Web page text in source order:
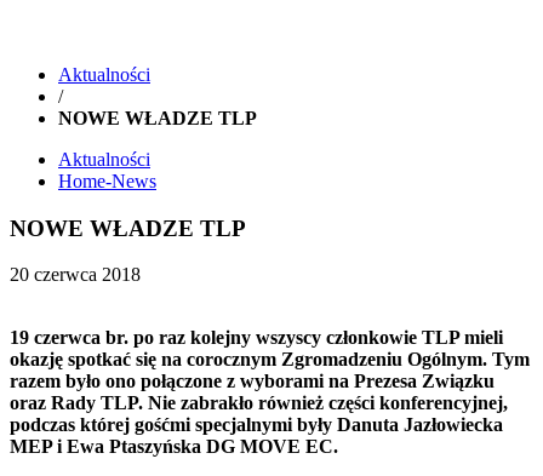
Aktualności
/
NOWE WŁADZE TLP
Aktualności
Home-News
NOWE WŁADZE TLP
20 czerwca 2018
19 czerwca br. po raz kolejny wszyscy członkowie TLP mieli
okazję spotkać się na corocznym Zgromadzeniu Ogólnym. Tym
razem było ono połączone z wyborami na Prezesa Związku
oraz Rady TLP. Nie zabrakło również części konferencyjnej,
podczas której gośćmi specjalnymi były Danuta Jazłowiecka
MEP i Ewa Ptaszyńska DG MOVE EC.